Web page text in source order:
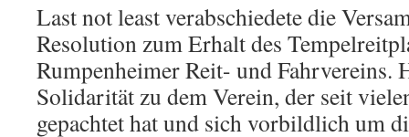
Last not least verabschiedete die
Resolution zum Erhalt des
Rumpenheimer Reit- und Fahrvereins.
Solidarität zu dem Verein, der seit
gepachtet hat und sich vorbildlich um